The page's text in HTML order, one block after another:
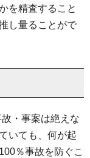
を精査すること
し量ることがで
・事案は絶えな
いても、何が起
％事故を防ぐこ